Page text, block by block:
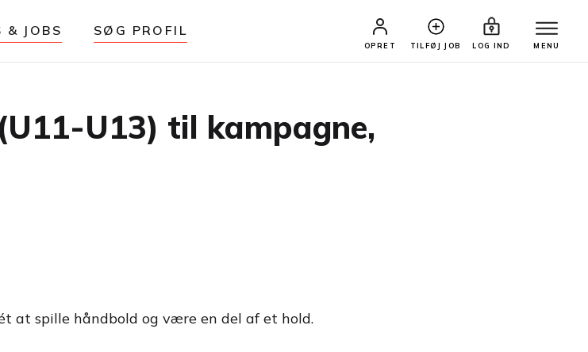
& JOBS SØG PROFIL
OPRET TILFØJ JOB LOG IND MENU
U13) til kampagne,
at spille håndbold og være en del af et hold.